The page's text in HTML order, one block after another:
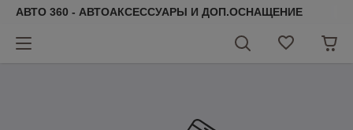
АВТО 360 - АВТОАКСЕССУАРЫ И ДОП.ОСНАЩЕНИЕ